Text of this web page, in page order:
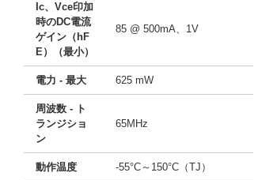
Ic、Vce印加
時のDC電流
ゲイン（hF
E）（最小）
85 @ 500mA、1V
電力 - 最大 625 mW
周波数 - ト
ランジショ
ン
65MHz
動作温度 -55°C～150°C（TJ）